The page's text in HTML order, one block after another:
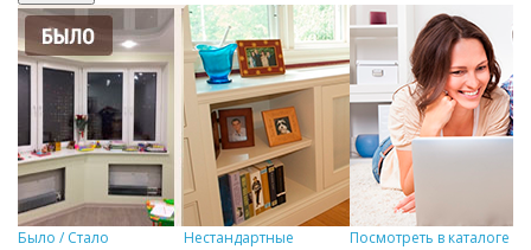
Было / Стало
Нестандартные
Посмотреть в каталоге